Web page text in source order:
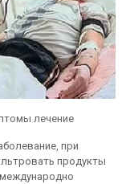
лечение
при
продукты